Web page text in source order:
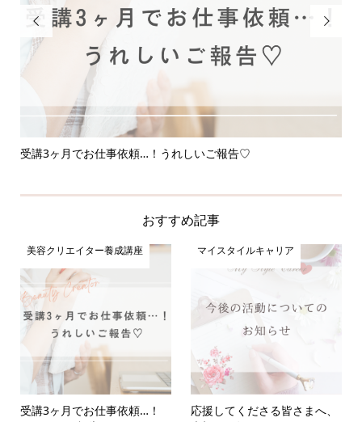

受講3ヶ月でお仕事依頼…！うれしいご報告♡

おすすめ記事
美容クリエイター養成講座
受講3ヶ月でお仕事依頼…！
マイスタイルキャリア
応援してくださる皆さまへ、